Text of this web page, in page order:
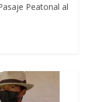
Peatonal al